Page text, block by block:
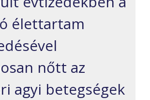
élettartam
nőtt az
agyi betegségek